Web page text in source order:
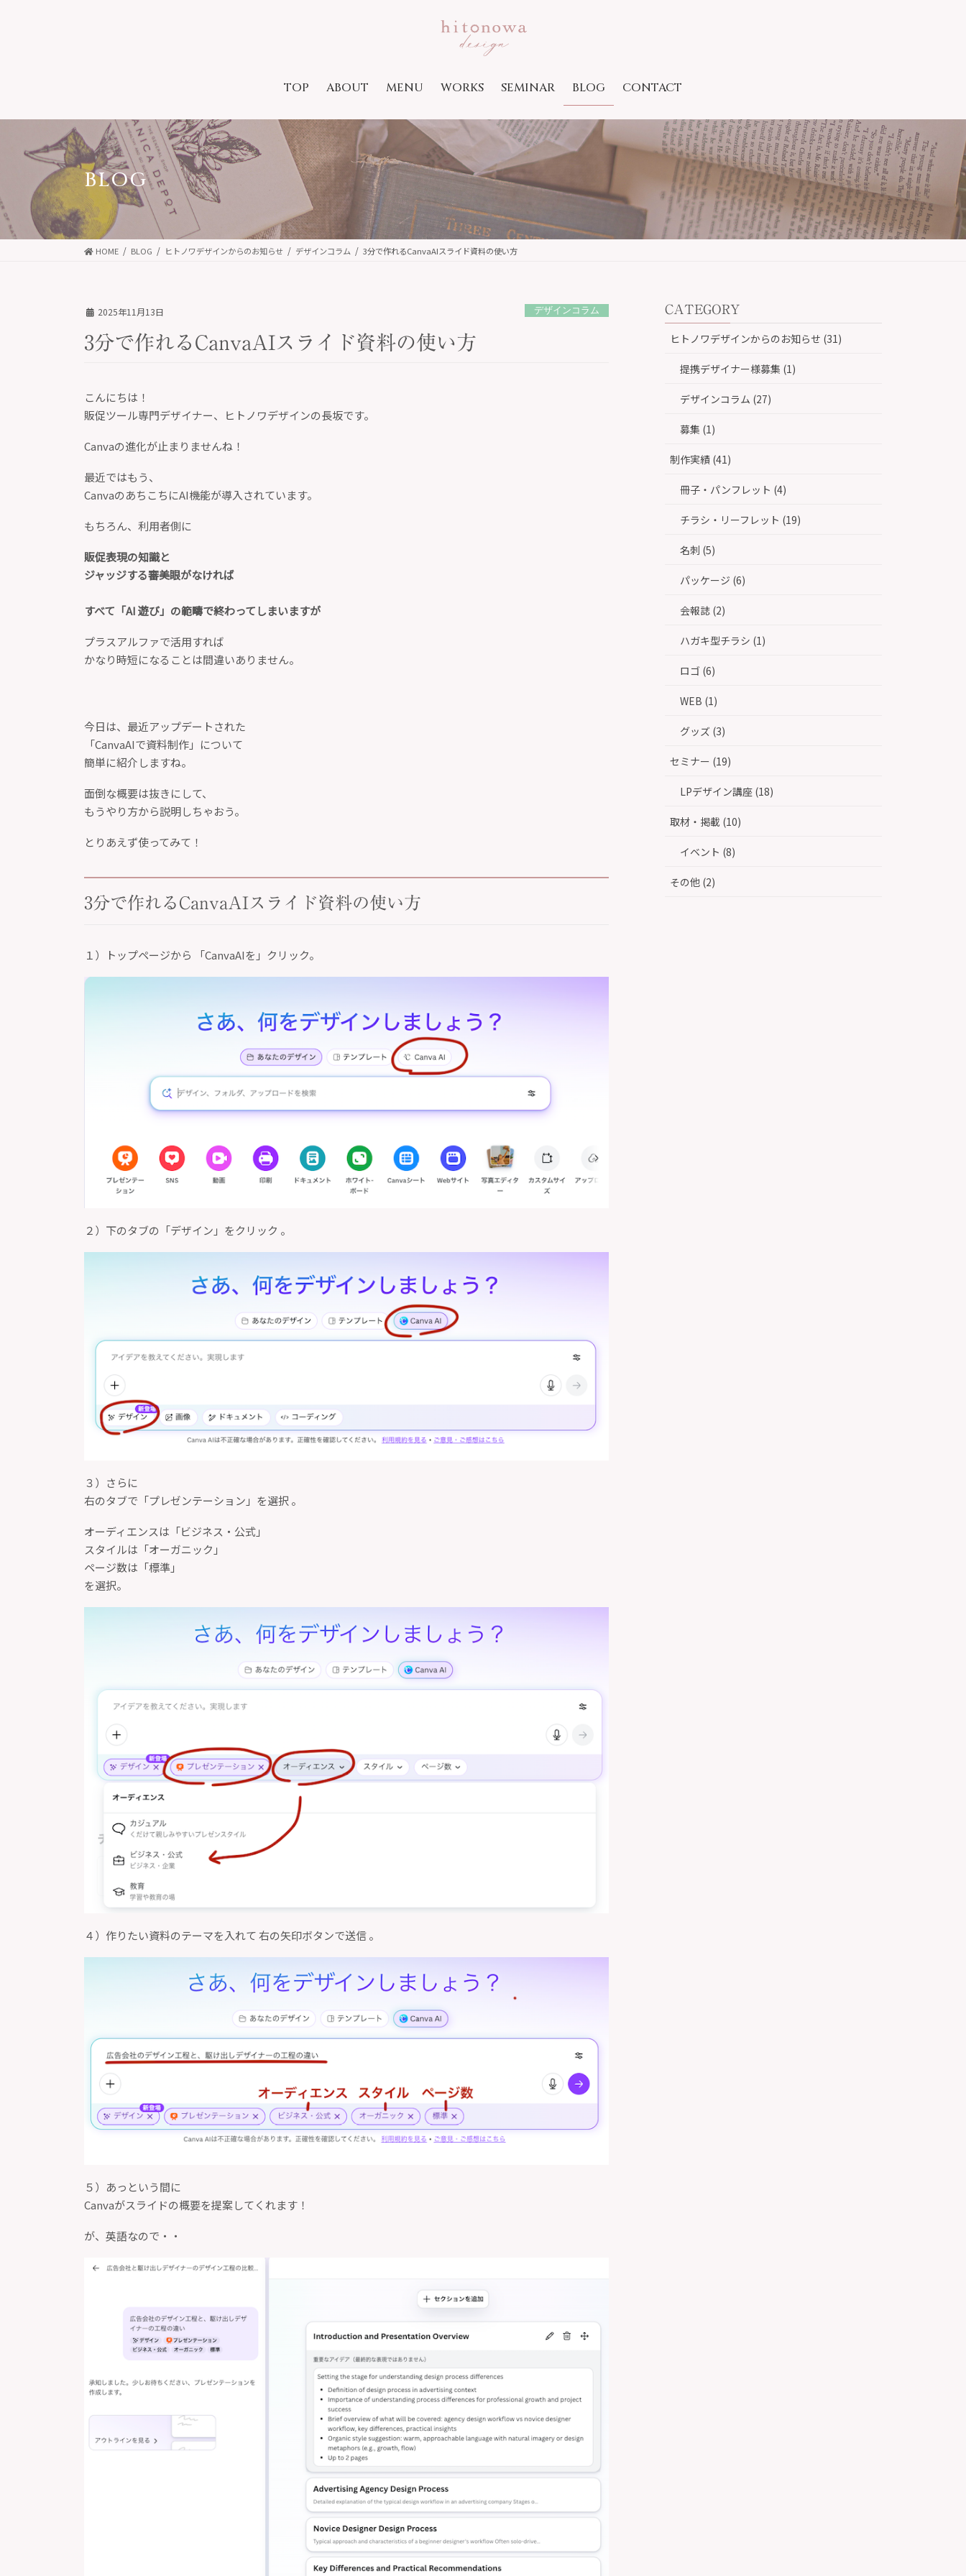
移
ン
TOP ABOUT MENU WORKS SEMINAR BLOG CONTACT
BLOG
HOME BLOG ヒトノワデザインからのお知らせ デザインコラム 3分で作れるCanvaAIスライド資料の使い方
2025年11月13日 デザインコラム
3分で作れるCanvaAIスライド資料の使い方
こんにちは！
販促ツール専門デザイナー、ヒトノワデザインの長坂です。
Canvaの進化が止まりませんね！
最近ではもう、
CanvaのあちこちにAI機能が導入されています。
もちろん、利用者側に
販促表現の知識と
ジャッジする審美眼がなければ
すべて「AI 遊び」の範疇で終わってしまいますが
プラスアルファで活用すれば
かなり時短になることは間違いありません。
今日は、最近アップデートされた
「CanvaAIで資料制作」について
簡単に紹介しますね。
面倒な概要は抜きにして、
もうやり方から説明しちゃおう。
とりあえず使ってみて！
3分で作れるCanvaAIスライド資料の使い方
１）トップページから 「CanvaAIを」クリック。
２）下のタブの「デザイン」をクリック 。
３）さらに
右のタブで「プレゼンテーション」を選択 。
オーディエンスは「ビジネス・公式」
スタイルは「オーガニック」
ページ数は「標準」
を選択。
４）作りたい資料のテーマを入れて 右の矢印ボタンで送信 。
５）あっという間に
Canvaがスライドの概要を提案してくれます！
が、英語なので・・
CATEGORY
ヒトノワデザインからのお知らせ (31)
提携デザイナー様募集 (1)
デザインコラム (27)
募集 (1)
制作実績 (41)
冊子・パンフレット (4)
チラシ・リーフレット (19)
名刺 (5)
パッケージ (6)
会報誌 (2)
ハガキ型チラシ (1)
ロゴ (6)
WEB (1)
グッズ (3)
セミナー (19)
LPデザイン講座 (18)
取材・掲載 (10)
イベント (8)
その他 (2)